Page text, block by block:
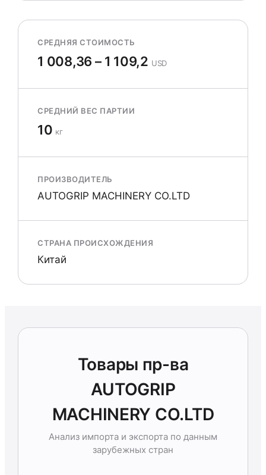
СРЕДНЯЯ СТОИМОСТЬ
1 008,36 – 1 109,2 USD
СРЕДНИЙ ВЕС ПАРТИИ
10 кг
ПРОИЗВОДИТЕЛЬ
AUTOGRIP MACHINERY CO.LTD
СТРАНА ПРОИСХОЖДЕНИЯ
Китай
Товары пр-ва
AUTOGRIP
MACHINERY CO.LTD
Анализ импорта и экспорта по данным
зарубежных стран